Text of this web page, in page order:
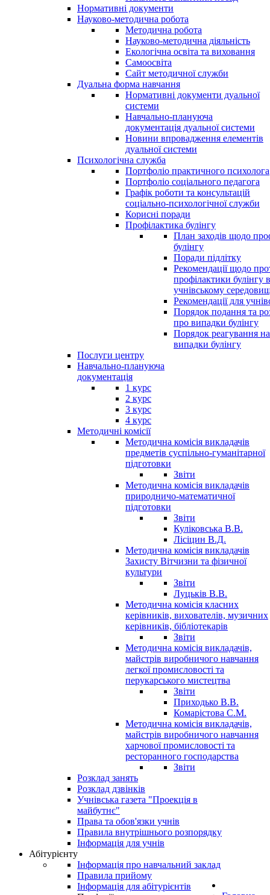
Нормативні документи
Науково-методична робота
Методична робота
Науково-методична діяльність
Екологічна освіта та виховання
Самоосвіта
Сайт методичної служби
Дуальна форма навчання
Нормативні документи дуальної
системи
Навчально-плануюча
документація дуальної системи
Новини впровадження елементів
дуальної системи
Психологічна служба
Портфоліо практичного психолога
Портфоліо соціального педагога
Графік роботи та консультацій
соціально-психологічної служби
Корисні поради
Профілактика булінгу
План заходів щодо
булінгу
Поради підлітку
Рекомендації щодо
профілактики булінгу в
учнівському
Рекомендації для
Порядок подання та
про випадки булінгу
Порядок реагування
випадки булінгу
Послуги центру
Навчально-плануюча
документація
1 курс
2 курс
3 курс
4 курс
Методичні комісії
Методична комісія викладачів
предметів суспільно-гуманітарної
підготовки
Звіти
Методична комісія викладачів
природничо-математичної
підготовки
Звіти
Куліковська В.В.
Лісіцин В.Д.
Методична комісія викладачів
Захисту Вітчизни та фізичної
культури
Звіти
Луцьків В.В.
Методична комісія класних
керівників, вихователів, музичних
керівників, бібліотекарів
Звіти
Методична комісія викладачів,
майстрів виробничого навчання
легкої промисловості та
перукарського мистецтва
Звіти
Приходько В.В.
Комарістова С.М.
Методична комісія викладачів,
майстрів виробничого навчання
харчової промисловості та
ресторанного господарства
Звіти
Розклад занять
Розклад дзвінків
Учнівська газета "Проекція в
майбутнє"
Права та обов'язки учнів
Правила внутрішнього розпорядку
Інформація для учнів
Абітурієнту
Інформація про навчальний заклад
Правила прийому
Інформація для абітурієнтів